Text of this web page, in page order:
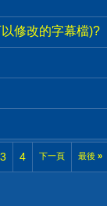
修改的字幕檔)?
3 4 下一頁 最後 »